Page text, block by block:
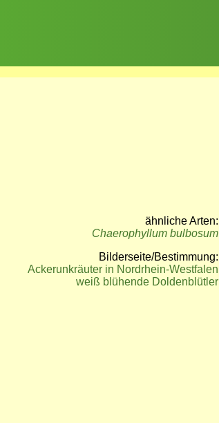
ähnliche Arten:
Chaerophyllum bulbosum
Bilderseite/Bestimmung:
Ackerunkräuter in Nordrhein-Westfalen
weiß blühende Doldenblütler